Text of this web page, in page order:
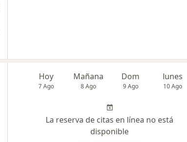
Hoy
7 Ago
Mañana
8 Ago
Dom
9 Ago
lunes
10 Ago
La reserva de citas en línea no está
disponible